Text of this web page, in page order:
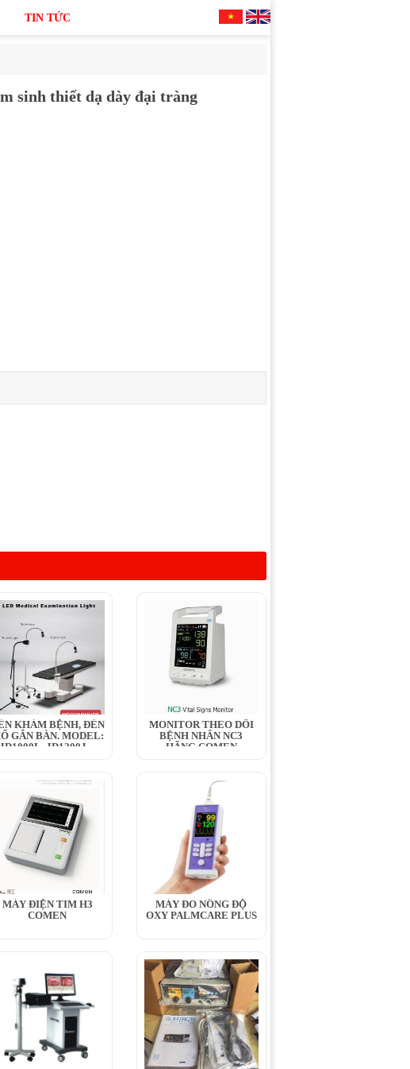
TIN TỨC
sinh thiết dạ dày đại tràng
KHÁM BỆNH, ĐÈN
GẮN BÀN. MODEL:
JD1000L, JD1200J,...
MONITOR THEO DÕI
BỆNH NHÂN NC3
HÃNG COMEN
MÁY ĐIỆN TIM H3
COMEN
MÁY ĐO NỒNG ĐỘ
OXY PALMCARE PLUS